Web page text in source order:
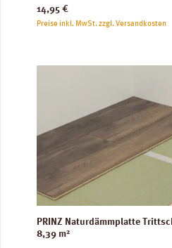
Regulärer Preis:
14,95 €
Preise inkl. MwSt. zzgl. Versandkosten
PRINZ Naturdämmplatte
8,39 m²